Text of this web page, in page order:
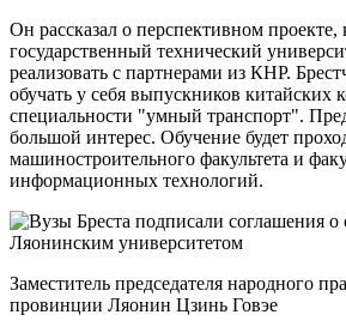
Он рассказал о перспективном проекте,
государственный технический
реализовать с партнерами из КНР.
обучать у себя выпускников китайских
специальности "умный транспорт".
большой интерес. Обучение будет
машиностроительного факультета и
информационных технологий.
Заместитель председателя народного
провинции Ляонин Цзинь Говэе